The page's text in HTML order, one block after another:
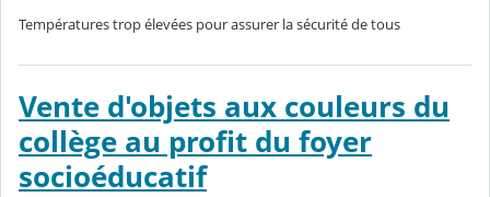
Températures trop élevées pour assurer la sécurité de tous
Vente d'objets aux couleurs du
collège au profit du foyer
socioéducatif